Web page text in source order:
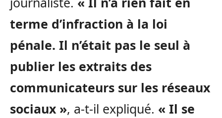
terme d’infraction à la loi
pénale. Il n’était pas le seul à
publier les extraits des
communicateurs sur les réseaux
sociaux », a-t-il expliqué. « Il se